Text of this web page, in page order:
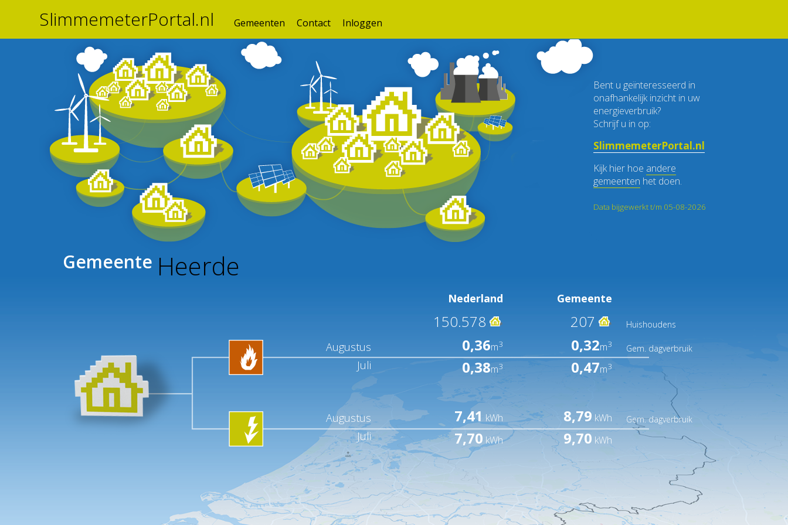
SlimmemeterPortal.nl Gemeenten Contact Inloggen
Bent u geïnteresseerd in
onafhankelijk inzicht in uw
energieverbruik?
Schrijf u in op:
SlimmemeterPortal.nl
Kijk hier hoe andere
gemeenten het doen.
Data bijgewerkt t/m 05-08-2026
Gemeente Heerde
Nederland Gemeente
150.578 207 Huishoudens
Augustus 0,36m3 0,32m3 Gem. dagverbruik
Juli 0,38m3 0,47m3
Augustus 7,41 kWh 8,79 kWh Gem. dagverbruik
Juli 7,70 kWh 9,70 kWh